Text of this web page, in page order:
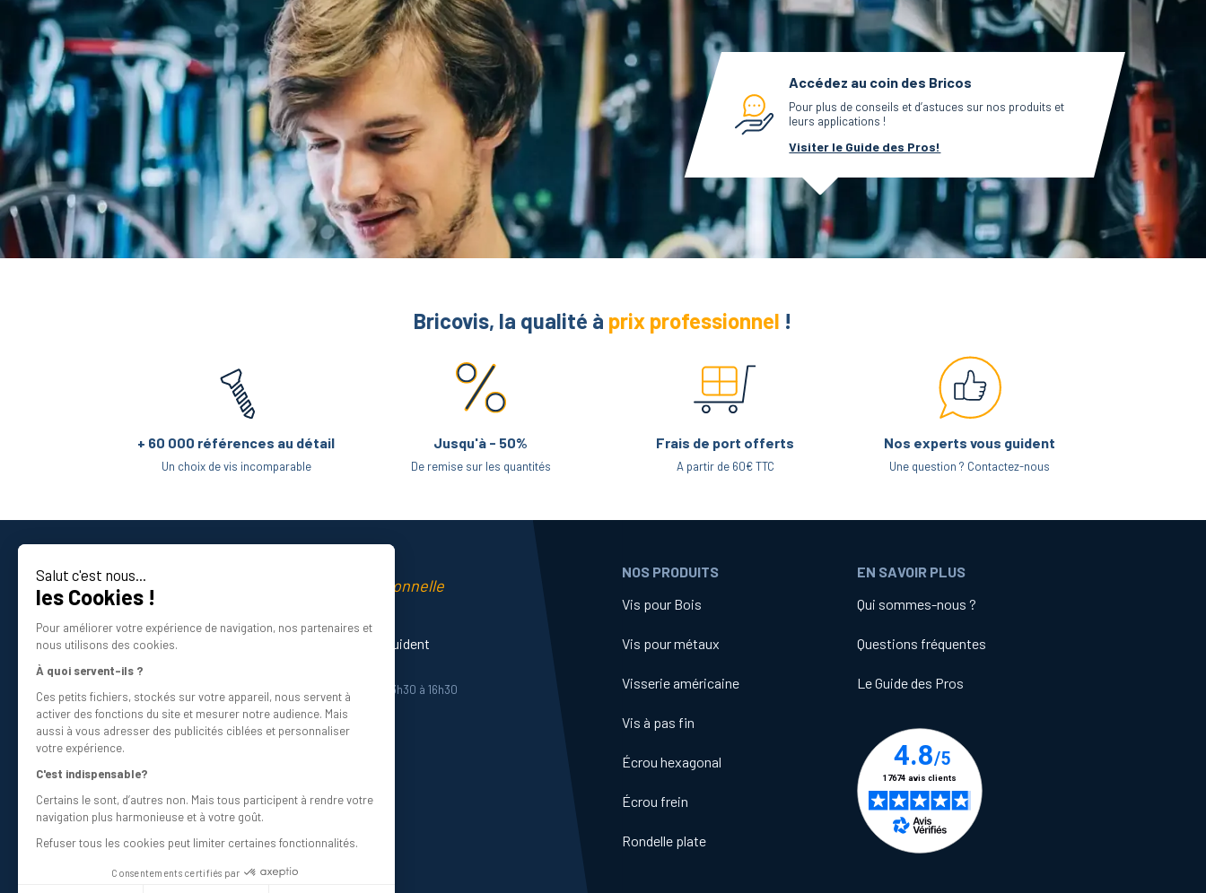
Salut c'est nous...
les Cookies !
Pour améliorer votre expérience de navigation, nos partenaires et
nous utilisons des cookies.
À quoi servent-ils ?
Ces petits fichiers, stockés sur votre appareil, nous servent à
activer des fonctions du site et mesurer notre audience. Mais
aussi à vous adresser des publicités ciblées et personnaliser
votre expérience.
C'est indispensable?
Certains le sont, d’autres non. Mais tous participent à rendre votre
navigation plus harmonieuse et à votre goût.
Refuser tous les cookies peut limiter certaines fonctionnalités.
Consentements certifiés par
Accédez au coin des Bricos
Pour plus de conseils et d’astuces sur nos produits et
leurs applications !
Visiter le Guide des Pros!
Bricovis, la qualité à prix professionnel !
+ 60 000 références au détail
Un choix de vis incomparable
Jusqu'à - 50%
De remise sur les quantités
Frais de port offerts
A partir de 60€ TTC
Nos experts vous guident
Une question ? Contactez-nous
La qualité professionnelle
Besoin d’aide ? Nos experts vous guident
Du lundi au vendredi de 8h30 à 12h30 et 13h30 à 16h30
Écrivez-nous
info@bricovis.fr
Suivez-nous sur les réseaux !
NOS PRODUITS
Vis pour Bois
Vis pour métaux
Visserie américaine
Vis à pas fin
Écrou hexagonal
Écrou frein
Rondelle plate
EN SAVOIR PLUS
Qui sommes-nous ?
Questions fréquentes
Le Guide des Pros